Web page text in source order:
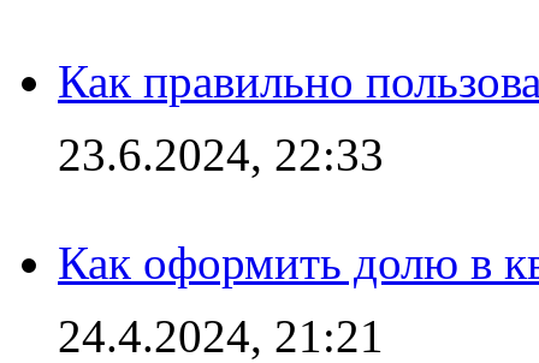
Как правильно
23.6.2024, 22:33
Как оформить долю в
24.4.2024, 21:21